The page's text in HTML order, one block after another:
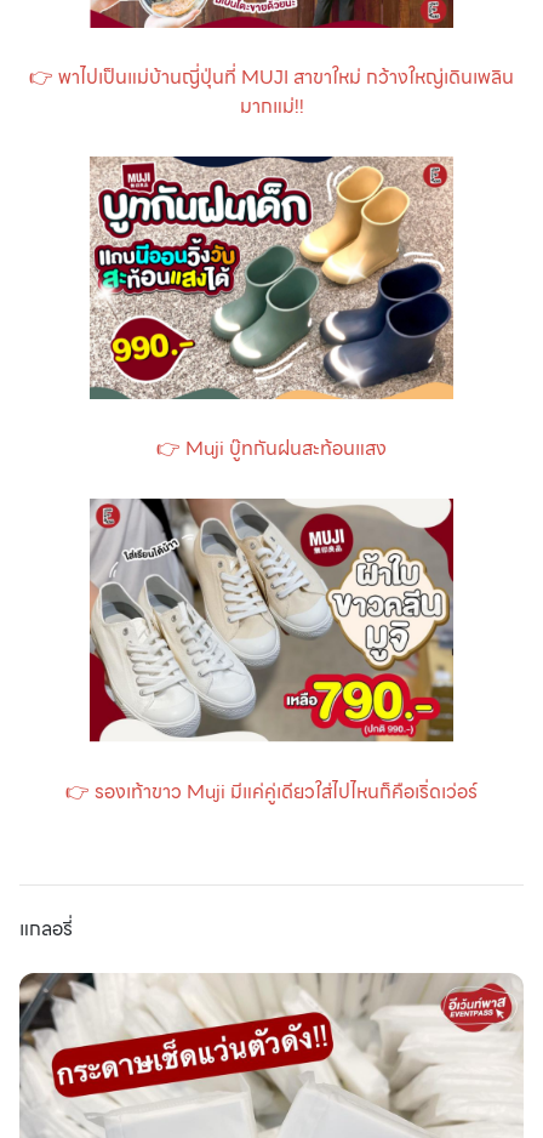
👉 พาไปเป็นแม่บ้านญี่ปุ่นที่ MUJI สาขาใหม่ กว้างใหญ่เดินเพลิน
มากแม่!!
👉 Muji บู๊ทกันฝนสะท้อนแสง
👉 รองเท้าขาว Muji มีแค่คู่เดียวใส่ไปไหนก็คือเริ่ดเว่อร์
แกลอรี่